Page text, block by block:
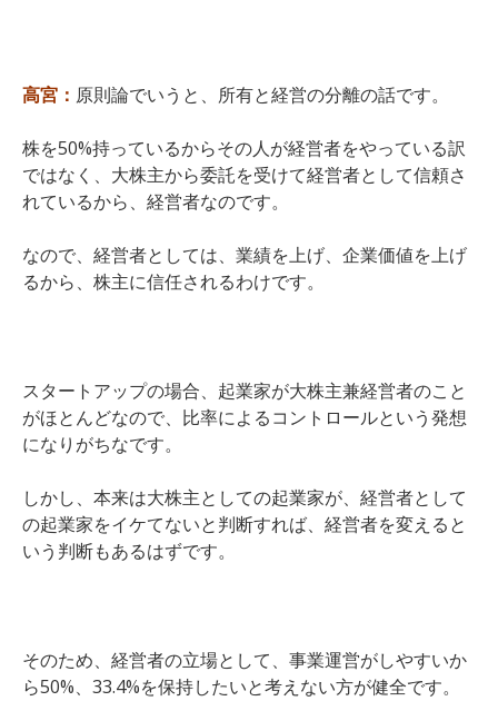
高宮： 原則論でいうと、所有と経営の分離の話です。
株を50%持っているからその人が経営者をやっている訳
ではなく、大株主から委託を受けて経営者として信頼さ
れているから、経営者なのです。
なので、経営者としては、業績を上げ、企業価値を上げ
るから、株主に信任されるわけです。
スタートアップの場合、起業家が大株主兼経営者のこと
がほとんどなので、比率によるコントロールという発想
になりがちなです。
しかし、本来は大株主としての起業家が、経営者として
の起業家をイケてないと判断すれば、経営者を変えると
いう判断もあるはずです。
そのため、経営者の立場として、事業運営がしやすいか
ら50%、33.4%を保持したいと考えない方が健全です。